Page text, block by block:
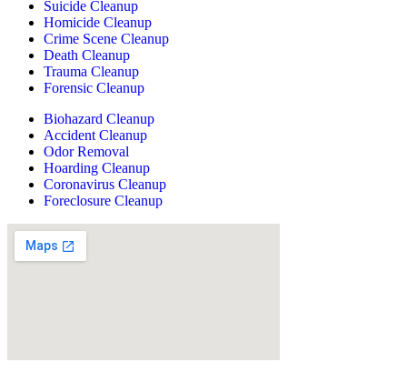
Suicide Cleanup
Homicide Cleanup
Crime Scene Cleanup
Death Cleanup
Trauma Cleanup
Forensic Cleanup
Biohazard Cleanup
Accident Cleanup
Odor Removal
Hoarding Cleanup
Coronavirus Cleanup
Foreclosure Cleanup